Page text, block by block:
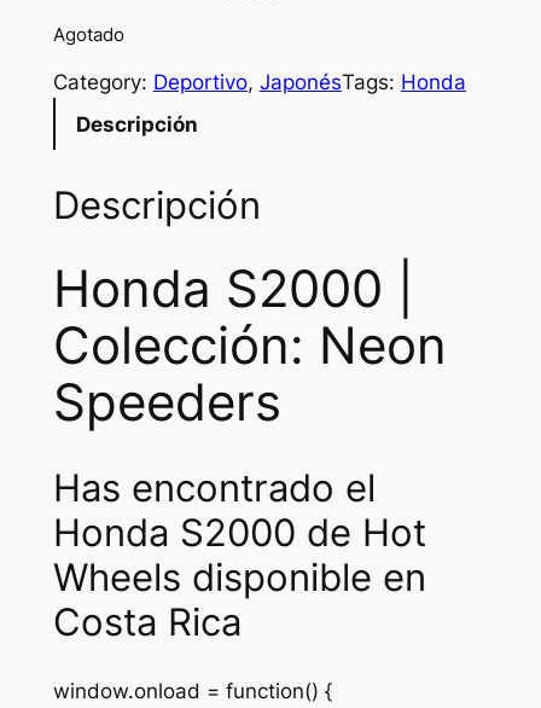
Agotado
Category: Deportivo, JaponésTags: Honda
Descripción
Descripción
Honda S2000 |
Colección: Neon
Speeders
Has encontrado el
Honda S2000 de Hot
Wheels disponible en
Costa Rica
window.onload = function() {